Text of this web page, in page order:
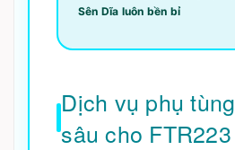
Sên Dĩa luôn bền bỉ
Dịch vụ phụ
sâu cho